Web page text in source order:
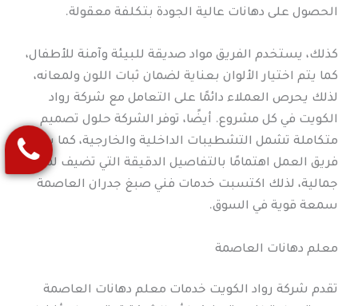
الحصول على دهانات عالية الجودة بتكلفة معقولة.
كذلك، يستخدم الفريق مواد صديقة للبيئة وآمنة للأطفال،
كما يتم اختيار الألوان بعناية لضمان ثبات اللون ولمعانه،
لذلك يحرص العملاء دائمًا على التعامل مع شركة رواد
الكويت في كل مشروع. أيضًا، توفر الشركة حلول تصميم
متكاملة تشمل التشطيبات الداخلية والخارجية، كما يولي
فريق العمل اهتمامًا بالتفاصيل الدقيقة التي تضيف لمسة
جمالية، لذلك اكتسبت خدمات فني صبغ جدران العاصمة
سمعة قوية في السوق.
معلم دهانات العاصمة
تقدم شركة رواد الكويت خدمات معلم دهانات العاصمة